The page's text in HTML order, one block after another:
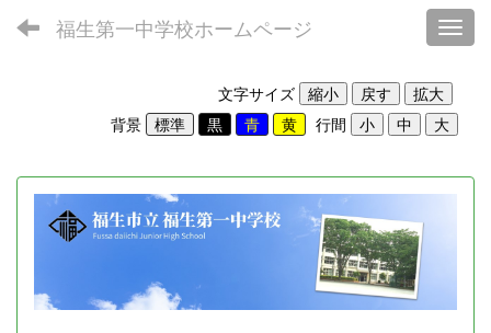
福生第一中学校ホームページ
文字サイズ
背景
行間